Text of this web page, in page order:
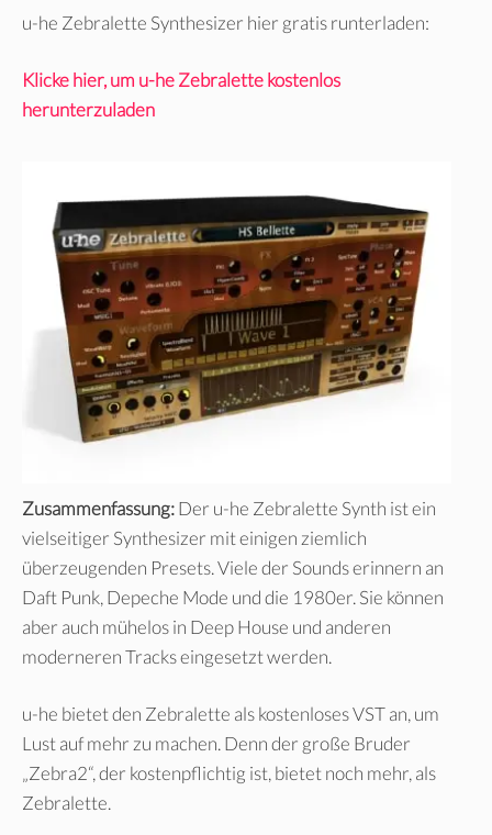
u-he Zebralette Synthesizer hier gratis runterladen:
Klicke hier, um u-he Zebralette kostenlos
herunterzuladen
Zusammenfassung:Der u-he Zebralette Synth ist ein
vielseitiger Synthesizer mit einigen ziemlich
überzeugenden Presets. Viele der Sounds erinnern an
Daft Punk, Depeche Mode und die 1980er. Sie können
aber auch mühelos in Deep House und anderen
moderneren Tracks eingesetzt werden.
u-he bietet den Zebralette als kostenloses VST an, um
Lust auf mehr zu machen. Denn der große Bruder
„Zebra2“, der kostenpflichtig ist, bietet noch mehr, als
Zebralette.